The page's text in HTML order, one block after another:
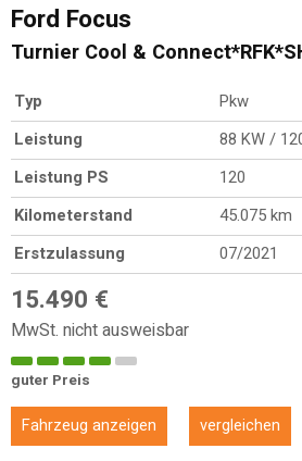
Ford Focus
Turnier Cool &
Typ
Pkw
Leistung
88 KW /
Leistung PS
120
Kilometerstand
45.075 km
Erstzulassung
07/2021
15.490 €
MwSt. nicht ausweisbar
guter Preis
Fahrzeug anzeigen vergleichen